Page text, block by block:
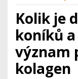
Kolik je
koníků
význam
kolagen